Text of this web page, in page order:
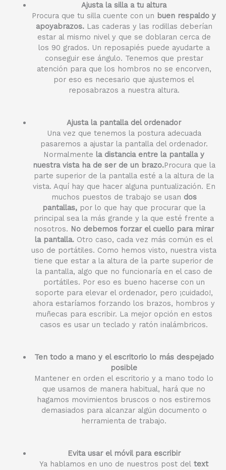
Ajusta la silla a tu altura
Procura que tu silla cuente con un buen respaldo y
apoyabrazos. Las caderas y las rodillas deberían
estar al mismo nivel y que se doblaran cerca de
los 90 grados. Un reposapiés puede ayudarte a
conseguir ese ángulo. Tenemos que prestar
atención para que los hombros no se encorven,
por eso es necesario que ajustemos el
reposabrazos a nuestra altura.
Ajusta la pantalla del ordenador
Una vez que tenemos la postura adecuada
pasaremos a ajustar la pantalla del ordenador.
Normalmente la distancia entre la pantalla y
nuestra vista ha de ser de un brazo.Procura que la
parte superior de la pantalla esté a la altura de la
vista. Aquí hay que hacer alguna puntualización. En
muchos puestos de trabajo se usan dos
pantallas, por lo que hay que procurar que la
principal sea la más grande y la que esté frente a
nosotros. No debemos forzar el cuello para mirar
la pantalla. Otro caso, cada vez más común es el
uso de portátiles. Como hemos visto, nuestra vista
tiene que estar a la altura de la parte superior de
la pantalla, algo que no funcionaría en el caso de
portátiles. Por eso es bueno hacerse con un
soporte para elevar el ordenador, pero ¡cuidado!,
ahora estaríamos forzando los brazos, hombros y
muñecas para escribir. La mejor opción en estos
casos es usar un teclado y ratón inalámbricos.
Ten todo a mano y el escritorio lo más despejado
posible
Mantener en orden el escritorio y a mano todo lo
que usamos de manera habitual, hará que no
hagamos movimientos bruscos o nos estiremos
demasiados para alcanzar algún documento o
herramienta de trabajo.
Evita usar el móvil para escribir
Ya hablamos en uno de nuestros post deltext